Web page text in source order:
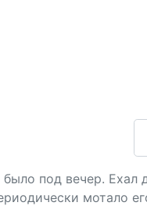
было под вечер. Ехал
мотало